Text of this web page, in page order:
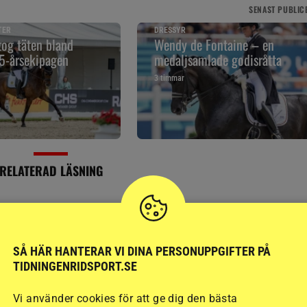
SENAST
täten bland
årsekipagen
DRESSYR
Wendy de Fontaine – en
medaljsamlade godisråtta
3 timmar
RELATERAD LÄSNING
SÅ HÄR HANTERAR VI DINA PERSONUPPGIFTER PÅ
TIDNINGENRIDSPORT.SE
Vi använder cookies för att ge dig den bästa